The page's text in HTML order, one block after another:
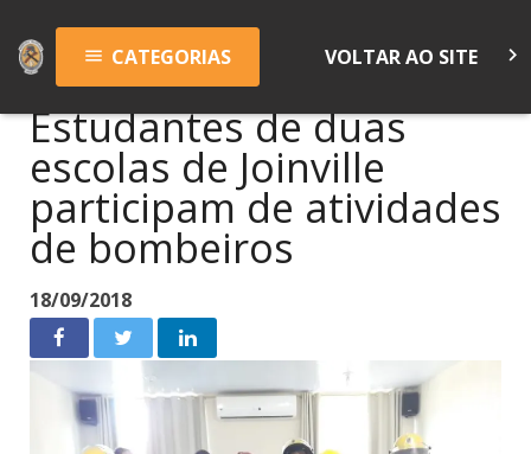
menu CATEGORIAS VOLTAR AO SITE keyboard_arrow_right
Estudantes de duas
escolas de Joinville
participam de atividades
de bombeiros
18/09/2018